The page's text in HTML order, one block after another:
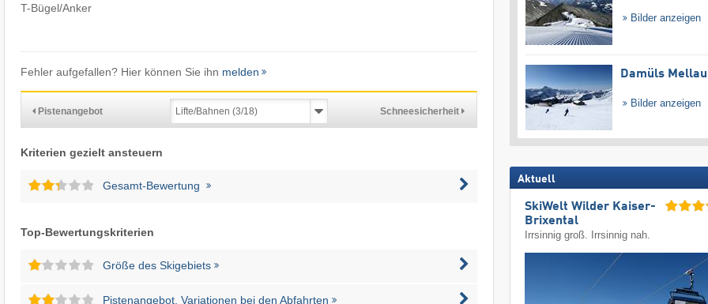
T-Bügel/Anker
Fehler aufgefallen? Hier können Sie ihn melden
Pistenangebot Schneesicherheit
Kriterien gezielt ansteuern
Gesamt-Bewertung
Top-Bewertungskriterien
Größe des Skigebiets
Pistenangebot, Variationen bei den Abfahrten
Bilder anzeigen
Damüls Mellau
Bilder anzeigen
Aktuell
SkiWelt Wilder Kaiser-
Brixental
Irrsinnig groß. Irrsinnig nah.